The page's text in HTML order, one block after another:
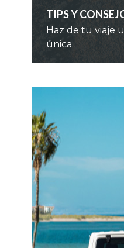
TIPS Y
Haz de tu viaje
única.